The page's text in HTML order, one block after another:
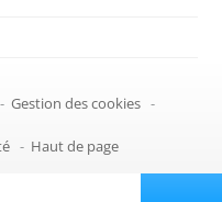
- Gestion des cookies -
- Haut de page